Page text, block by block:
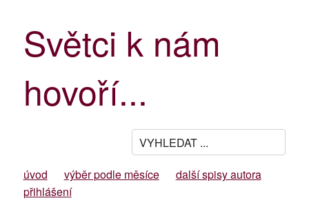
Světci k nám
hovoří...
úvod výběr podle měsíce
další spisy autora
přihlášení